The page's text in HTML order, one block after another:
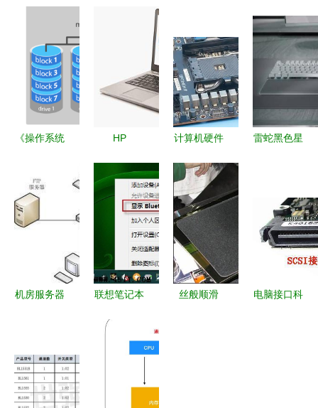
《操作系统
机及外围设
备》
HP
Folio
9470m 商
务精英的移
动办公利器
计算机硬件
主板（一）
——计算机
的“骨架”与
核心
雷蛇黑色星
品，引领高
性能外设新
潮流
机房服务器
指南 精准
配置，高效
协同
联想笔记本
叹号问题的
全面排查与
丝般顺滑
电脑接口科